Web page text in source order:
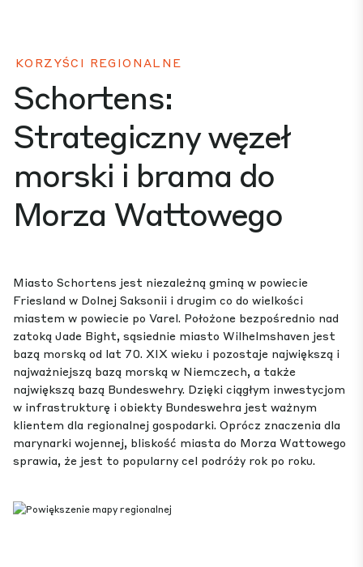
KORZYŚCI REGIONALNE
Schortens:
Strategiczny węzeł
morski i brama do
Morza Wattowego
Miasto Schortens jest niezależną gminą w powiecie
Friesland w Dolnej Saksonii i drugim co do wielkości
miastem w powiecie po Varel. Położone bezpośrednio nad
zatoką Jade Bight, sąsiednie miasto Wilhelmshaven jest
bazą morską od lat 70. XIX wieku i pozostaje największą i
najważniejszą bazą morską w Niemczech, a także
największą bazą Bundeswehry. Dzięki ciągłym inwestycjom
w infrastrukturę i obiekty Bundeswehra jest ważnym
klientem dla regionalnej gospodarki. Oprócz znaczenia dla
marynarki wojennej, bliskość miasta do Morza Wattowego
sprawia, że jest to popularny cel podróży rok po roku.